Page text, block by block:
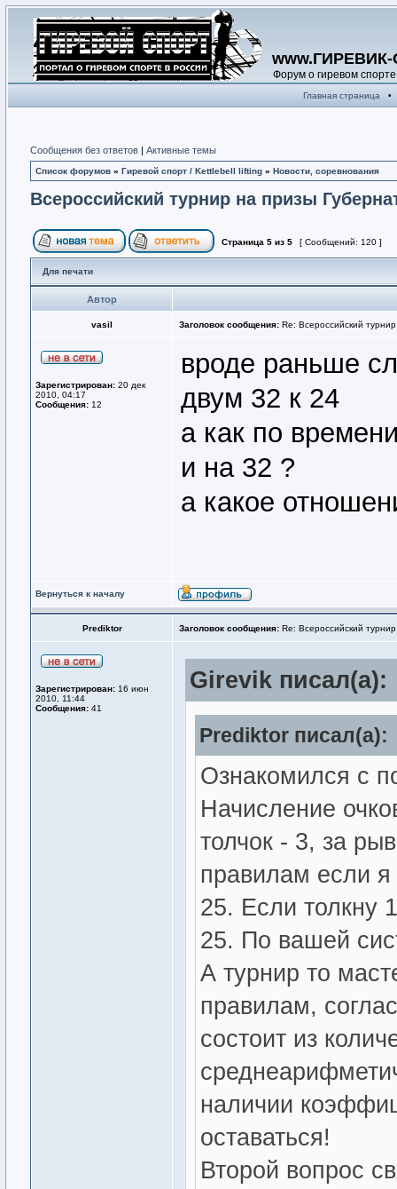
Форум о гиревом спорте
Главная страница •
Сообщения без ответов | Активные темы
Список форумов » Гиревой спорт / Kettlebell lifting » Новости, соревнования
Всероссийский турнир на призы
Страница 5 из 5 [ Сообщений: 120 ]
Для печати
Автор
vasil Заголовок сообщения: Re: Всероссийский
Зарегистрирован: 20 дек
2010, 04:17
Сообщения: 12
вроде раньше
двум 32 к 24
а как по
и на 32 ?
а какое
Вернуться к началу
Prediktor Заголовок сообщения: Re: Всероссийский
Зарегистрирован: 16 июн
2010, 11:44
Сообщения: 41
Girevik писал(а):
Prediktor писал(а):
Ознакомился с
Начисление
толчок - 3, за
правилам если я
25. Если толкну
25. По вашей
А турнир то
правилам,
состоит из
наличии
оставаться!
Второй вопрос